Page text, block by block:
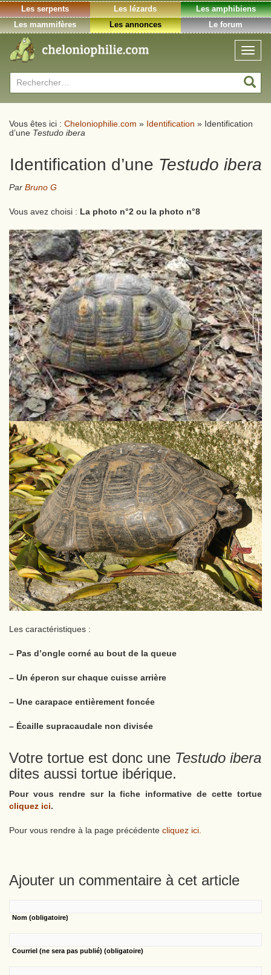
Les serpents Les lézards
Les amphibiens
Les mammifères
Les annonces Le forum
Rechercher :
Vous êtes ici : Cheloniophilie.com » Identification » Identification
d’une Testudo ibera
Identification d’une Testudo ibera
Par Bruno G
Vous avez choisi : La photo n°2 ou la photo n°8
Les caractéristiques :
– Pas d’ongle corné au bout de la queue
– Un éperon sur chaque cuisse arrière
– Une carapace entièrement foncée
– Écaille supracaudale non divisée
Votre tortue est donc une Testudo ibera
dites aussi tortue ibérique.
Pour vous rendre sur la fiche informative de cette tortue
cliquez ici.
Pour vous rendre à la page précédente cliquez ici.
Ajouter un commentaire à cet article
Nom (obligatoire)
Courriel (ne sera pas publié) (obligatoire)